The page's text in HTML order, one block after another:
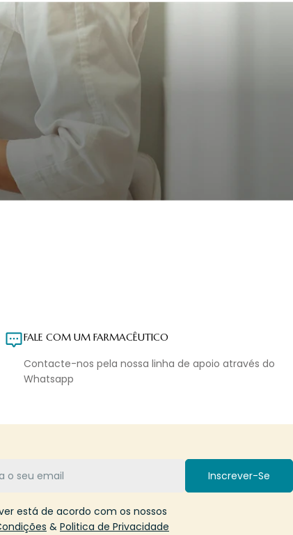
FALE COM UM FARMACÊUTICO
Contacte-nos pela nossa linha de apoio através do
Whatsapp
Inscrever-Se
está de acordo com os nossos
& Politica de Privacidade